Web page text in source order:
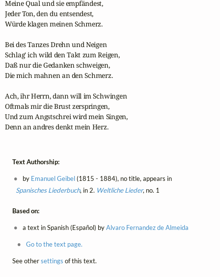
Meine Qual und sie empfändest,
Jeder Ton, den du entsendest,
Würde klagen meinen Schmerz.
Bei des Tanzes Drehn und Neigen
Schlag' ich wild den Takt zum Reigen,
Daß nur die Gedanken schweigen,
Die mich mahnen an den Schmerz.
Ach, ihr Herrn, dann will im Schwingen
Oftmals mir die Brust zerspringen,
Und zum Angstschrei wird mein Singen,
Denn an andres denkt mein Herz.
Text Authorship:
by Emanuel Geibel(1815 - 1884), no title, appears in
Spanisches Liederbuch, in 2. Weltliche Lieder, no. 1
Based on:
a text in Spanish (Español) byAlvaro Fernandez de Almeida
Go to the text page.
See othersettings of this text.